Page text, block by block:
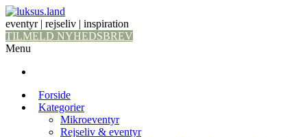
eventyr | rejseliv | inspiration
TILMELD NYHEDSBREV
Menu
Forside
Kategorier
Mikroeventyr
Rejseliv & eventyr